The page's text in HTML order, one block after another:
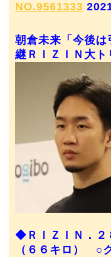
NO.9561333
朝倉未来「今後は
継ＲＩＺＩＮ大
◆ＲＩＺＩＮ．
（６６キロ） ○